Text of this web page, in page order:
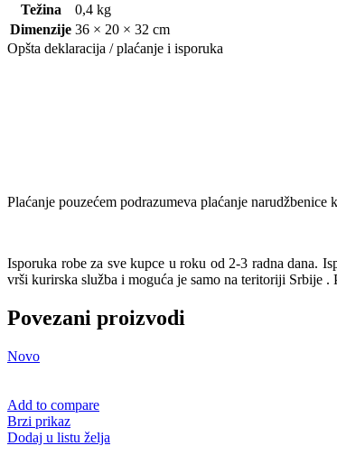
Težina
0,4 kg
Dimenzije 36 × 20 × 32 cm
Opšta deklaracija / plaćanje i isporuka
Plaćanje pouzećem podrazumeva plaćanje
Isporuka robe za sve kupce u roku od 2-3 radna dana.
vrši kurirska služba i moguća je samo na teritoriji Srbije
Povezani proizvodi
Novo
Add to compare
Brzi prikaz
Dodaj u listu želja